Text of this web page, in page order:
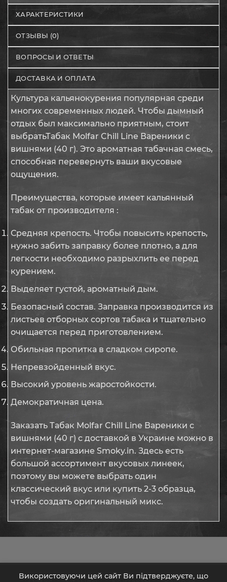
ХАРАКТЕРИСТИКИ
ОТЗЫВЫ (0)
ВОПРОСЫ И ОТВЕТЫ
ДОСТАВКА И ОПЛАТА
Культура кальянокурения популярная среди
многих современных людей. Чтобы дымный
отдых был максимально приятным, стоит
выбратьТабак Molfar Chill Line Вареники с
вишнями (40 г). Это ароматная табачная смесь,
способная перевернуть ваши вкусовые
ощущения.
Преимущества, которые имеет кальянный
табак от производителя :
Средняя крепость. Чтобы повысить крепость,
нужно забить заправку более плотно, а для
легкости необходимо разрыхлить ее перед
курением.
Выделяет густой, ароматный дым.
Безопасный состав. Заправка производится из
листьев отборных сортов табака и тщательно
очищается перед приготовлением.
Обильная пропитка в сладком сиропе.
Непревзойденный вкус.
Высокий уровень жаростойкости.
Демократичная цена.
Заказать Табак Molfar Chill Line Вареники с
вишнями (40 г) с доставкой в Украине можно в
интернет-магазине Smoky.in. Здесь есть
большой ассортимент вкусовых линеек,
поэтому вы можете выбрать один
классический вкус или купить 2-3 образца,
чтобы создать оригинальный микс.
Використовуючи цей сайт Ви підтверджуєте, що